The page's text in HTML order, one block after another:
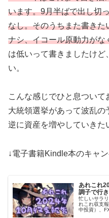
います。9月半ばで出し切
なし。そのうちまた書き
ナシ、イコール原動力がな
は低いって書きましたけど
い。
こんな感じでひと息つい
大統領選挙があって波乱の
逆に資産を増やしていきた
↓電子書籍Kindle本のキャ
あれこれ
調子で行き
忙しいサラ
れこれ収支
中投資）、